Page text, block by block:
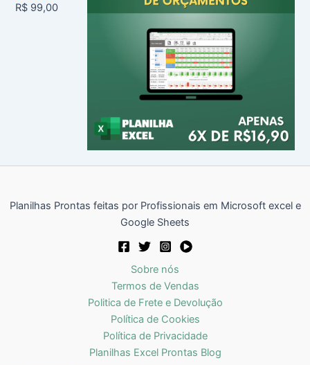
R$ 99,00
Planilhas Prontas feitas por Profissionais em Microsoft excel e
Google Sheets
Sobre nós
Termos de Vendas
Politica de Frete e Devolução
Política de Cookies
Política de Privacidade
Planilhas Excel Prontas Blog